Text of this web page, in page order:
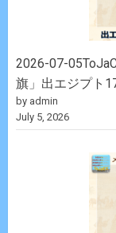
2026-07-
旗」出エジプト
by admin
July 5, 2026